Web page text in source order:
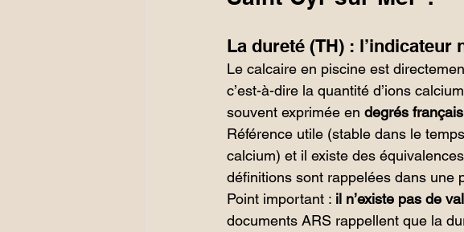
La dureté (TH) :
Le calcaire en piscine est
c’est-à-dire la quantité d’ions
souvent exprimée en degrés
Référence utile (stable dans le
calcium) et il existe des
définitions sont rappelées dans une
Point important : il n’existe pas de
documents ARS rappellent que la